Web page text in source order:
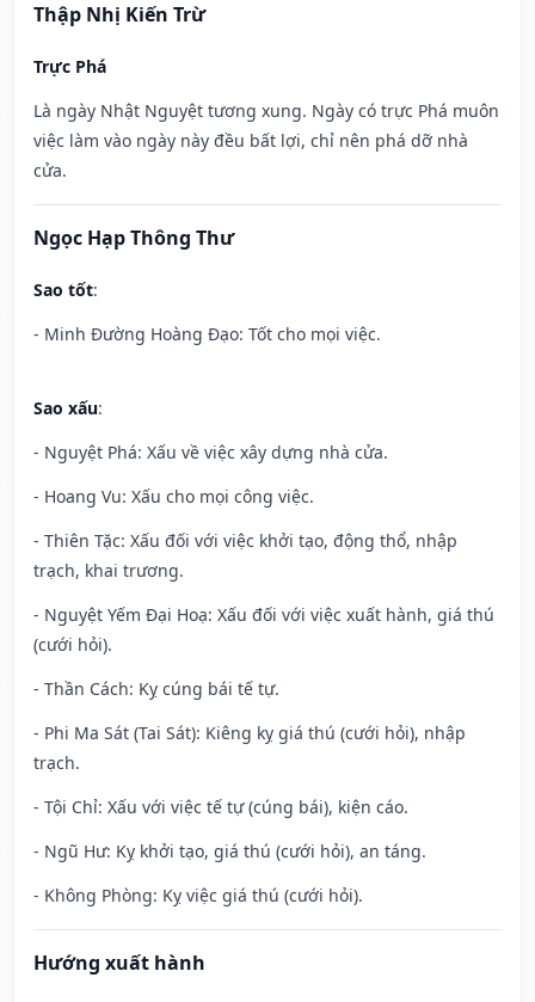
Thập Nhị Kiến Trừ
Trực Phá
Là ngày Nhật Nguyệt tương xung. Ngày có trực Phá muôn
việc làm vào ngày này đều bất lợi, chỉ nên phá dỡ nhà
cửa.
Ngọc Hạp Thông Thư
Sao tốt:
- Minh Đường Hoàng Đạo: Tốt cho mọi việc.
Sao xấu:
- Nguyệt Phá: Xấu về việc xây dựng nhà cửa.
- Hoang Vu: Xấu cho mọi công việc.
- Thiên Tặc: Xấu đối với việc khởi tạo, động thổ, nhập
trạch, khai trương.
- Nguyệt Yếm Đại Hoạ: Xấu đối với việc xuất hành, giá thú
(cưới hỏi).
- Thần Cách: Kỵ cúng bái tế tự.
- Phi Ma Sát (Tai Sát): Kiêng kỵ giá thú (cưới hỏi), nhập
trạch.
- Tội Chỉ: Xấu với việc tế tự (cúng bái), kiện cáo.
- Ngũ Hư: Kỵ khởi tạo, giá thú (cưới hỏi), an táng.
- Không Phòng: Kỵ việc giá thú (cưới hỏi).
Hướng xuất hành